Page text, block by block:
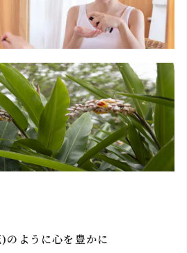
ように心を豊かに